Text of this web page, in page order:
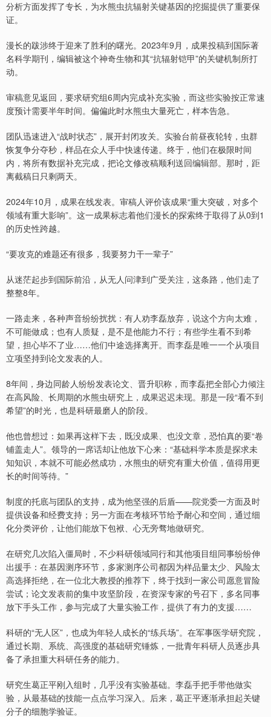
分析方面发挥了专长，为水熊虫抗辐射关键基因的挖掘提供了重要保
证。
漫长的跋涉终于迎来了胜利的曙光。2023年9月，成果投稿到国际著
名科学期刊，编辑被这个神奇生物和其“抗辐射铠甲”的关键机制所打
动。
审稿意见返回，要求研究组6周内完成补充实验，而这些实验按正常速
度预计需要半年时间。偏偏此时水熊虫大量死亡，样本告急。
团队迅速进入“战时状态”，展开封闭攻关。实验台前昼夜轮转，虫群
恢复争分夺秒，样品在众人手中快速传递。终于，他们在极限时间
内，将所有数据补充完成，把论文修改稿顺利送回编辑部。那时，距
离截稿日只剩两天。
2024年10月，成果在线发表。审稿人评价该成果“重大突破，对多个
领域有重大影响”。这一成果标志着他们漫长的探索终于取得了从0到1
的历史性跨越。
“要攻克的难题还有很多，我要努力干一辈子”
从迷茫起步到国际前沿，从无人问津到广受关注，这条路，他们走了
整整8年。
一路走来，各种声音纷纷扰扰：有人劝李磊放弃，说这个方向太难，
不可能做成；也有人质疑，是不是他能力不行；有些学生看不到希
望，担心毕不了业……他们中途选择离开。而李磊是唯一一个从项目
立项坚持到论文发表的人。
8年间，身边同龄人纷纷发表论文、晋升职称，而李磊把全部心力倾注
在高风险、长周期的水熊虫研究上，成果迟迟未现。那是一段“看不到
希望”的时光，也是科研最磨人的阶段。
他也曾想过：如果再这样下去，既没成果、也没文章，恐怕真的要“卷
铺盖走人”。领导的一席话却让他放下心来：“基础科学本质是探求未
知知识，本就不可能必然成功，水熊虫的研究有重大价值，值得用更
长的时间等待。”
制度的托底与团队的支持，成为他坚强的后盾——院党委一方面及时
提供设备和经费支持；另一方面在考核环节给予耐心和空间，通过细
化分类评价，让他们能放下包袱、心无旁骛地做研究。
在研究几次陷入僵局时，不少科研领域同行和其他项目组同事纷纷伸
出援手：在基因测序环节，多家测序公司都因为样品量太少、风险太
高选择拒绝，在一位北大教授的推荐下，终于找到一家公司愿意冒险
尝试；论文发表前的集中攻坚阶段，在资深专家的号召下，多名同事
放下手头工作，参与完成了大量实验工作，提供了有力的支援……
科研的“无人区”，也成为年轻人成长的“练兵场”。在军事医学研究院，
通过长期、系统、高强度的基础研究锤炼，一批青年科研人员逐步具
备了承担重大科研任务的能力。
研究生葛正平刚入组时，几乎没有实验基础。李磊手把手带他做实
验，从最基础的技能一点点学习深入。后来，葛正平逐渐承担起关键
分子的细胞学验证。